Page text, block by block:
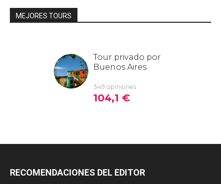
MEJORES TOURS
RECOMENDACIONES DEL EDITOR